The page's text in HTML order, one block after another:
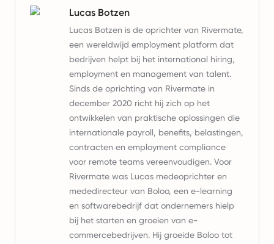
Lucas Botzen
Lucas Botzen is de oprichter van Rivermate,
een wereldwijd employment platform dat
bedrijven helpt bij het international hiring,
employment en management van talent.
Sinds de oprichting van Rivermate in
december 2020 richt hij zich op het
ontwikkelen van praktische oplossingen die
internationale payroll, benefits, belastingen,
contracten en employment compliance
voor remote teams vereenvoudigen. Voor
Rivermate was Lucas medeoprichter en
mededirecteur van Boloo, een e-learning
en softwarebedrijf dat ondernemers hielp
bij het starten en groeien van e-
commercebedrijven. Hij groeide Boloo tot